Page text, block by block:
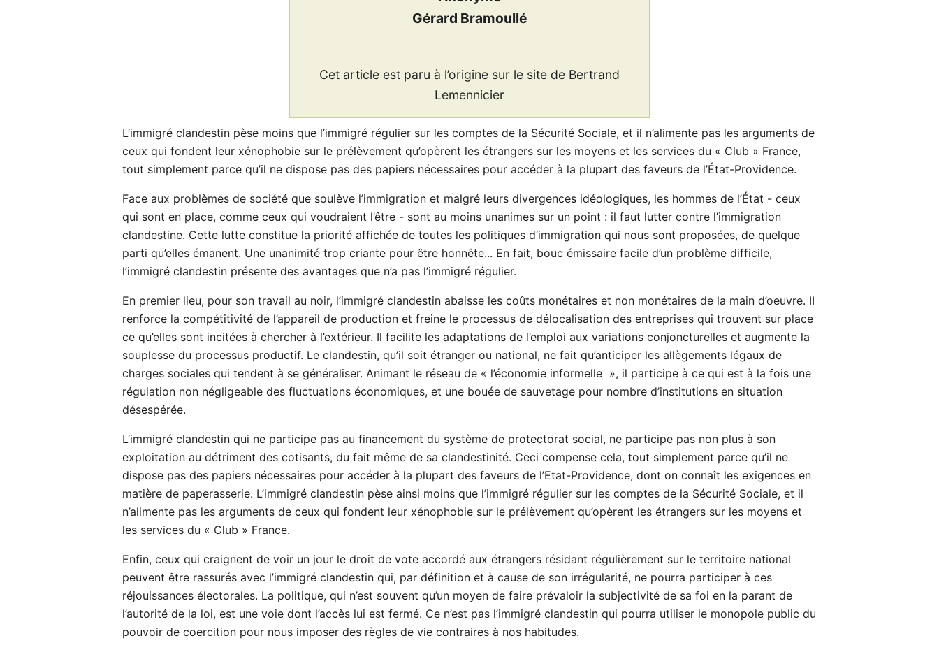
Gérard Bramoullé
Cet article est paru à l’origine sur le site de Bertrand
Lemennicier
L’immigré clandestin pèse moins que l’immigré régulier sur les comptes de la Sécurité Sociale, et il n’alimente pas les arguments de
ceux qui fondent leur xénophobie sur le prélèvement qu’opèrent les étrangers sur les moyens et les services du « Club » France,
tout simplement parce qu’il ne dispose pas des papiers nécessaires pour accéder à la plupart des faveurs de l’État-Providence.
Face aux problèmes de société que soulève l’immigration et malgré leurs divergences idéologiques, les hommes de l’État - ceux
qui sont en place, comme ceux qui voudraient l’être - sont au moins unanimes sur un point : il faut lutter contre l’immigration
clandestine. Cette lutte constitue la priorité affichée de toutes les politiques d’immigration qui nous sont proposées, de quelque
parti qu’elles émanent. Une unanimité trop criante pour être honnête... En fait, bouc émissaire facile d’un problème difficile,
l’immigré clandestin présente des avantages que n’a pas l’immigré régulier.
En premier lieu, pour son travail au noir, l’immigré clandestin abaisse les coûts monétaires et non monétaires de la main d’oeuvre. II
renforce la compétitivité de l’appareil de production et freine le processus de délocalisation des entreprises qui trouvent sur place
ce qu’elles sont incitées à chercher à l’extérieur. Il facilite les adaptations de l’emploi aux variations conjoncturelles et augmente la
souplesse du processus productif. Le clandestin, qu’il soit étranger ou national, ne fait qu’anticiper les allègements légaux de
charges sociales qui tendent à se généraliser. Animant le réseau de « l’économie informelle », il participe à ce qui est à la fois une
régulation non négligeable des fluctuations économiques, et une bouée de sauvetage pour nombre d’institutions en situation
désespérée.
L’immigré clandestin qui ne participe pas au financement du système de protectorat social, ne participe pas non plus à son
exploitation au détriment des cotisants, du fait même de sa clandestinité. Ceci compense cela, tout simplement parce qu’il ne
dispose pas des papiers nécessaires pour accéder à la plupart des faveurs de l’Etat-Providence, dont on connaît les exigences en
matière de paperasserie. L’immigré clandestin pèse ainsi moins que l’immigré régulier sur les comptes de la Sécurité Sociale, et il
n’alimente pas les arguments de ceux qui fondent leur xénophobie sur le prélèvement qu’opèrent les étrangers sur les moyens et
les services du « Club » France.
Enfin, ceux qui craignent de voir un jour le droit de vote accordé aux étrangers résidant régulièrement sur le territoire national
peuvent être rassurés avec l’immigré clandestin qui, par définition et à cause de son irrégularité, ne pourra participer à ces
réjouissances électorales. La politique, qui n’est souvent qu’un moyen de faire prévaloir la subjectivité de sa foi en la parant de
l’autorité de la loi, est une voie dont l’accès lui est fermé. Ce n’est pas l’immigré clandestin qui pourra utiliser le monopole public du
pouvoir de coercition pour nous imposer des règles de vie contraires à nos habitudes.